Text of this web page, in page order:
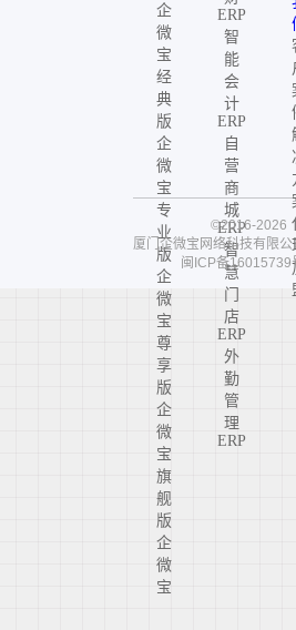
企
微
宝
经
典
版
企
微
宝
专
业
版
企
微
宝
尊
享
版
企
微
宝
旗
舰
版
企
微
宝
ERP
智
能
会
计
ERP
自
营
商
城
ERP
智
慧
门
店
ERP
外
勤
管
理
ERP
©2016-2026
厦门企微宝网络科技有限公
闽ICP备16015739